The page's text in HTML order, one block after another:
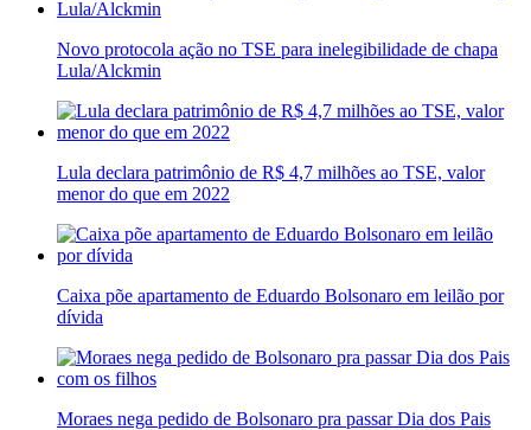
Novo protocola ação no TSE para inelegibilidade de chapa
Lula/Alckmin
Lula declara patrimônio de R$ 4,7 milhões ao TSE, valor
menor do que em 2022
Caixa põe apartamento de Eduardo Bolsonaro em leilão por
dívida
Moraes nega pedido de Bolsonaro pra passar Dia dos Pais